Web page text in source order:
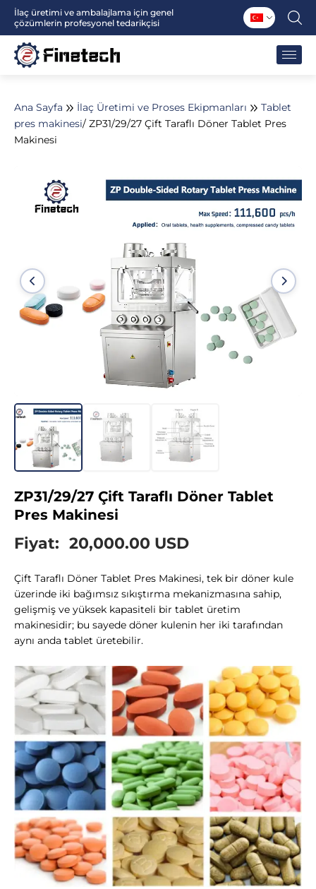
İçeriğe
atla
İlaç üretimi ve ambalajlama için genel
çözümlerin profesyonel tedarikçisi
Ana Sayfa İlaç Üretimi ve Proses Ekipmanları
Tablet
pres makinesi/ ZP31/29/27 Çift Taraflı Döner Tablet Pres
Makinesi
ZP31/29/27 Çift Taraflı Döner Tablet
Pres Makinesi
Fiyat: 20,000.00 USD
Çift Taraflı Döner Tablet Pres Makinesi, tek bir döner kule
üzerinde iki bağımsız sıkıştırma mekanizmasına sahip,
gelişmiş ve yüksek kapasiteli bir tablet üretim
makinesidir; bu sayede döner kulenin her iki tarafından
aynı anda tablet üretebilir.